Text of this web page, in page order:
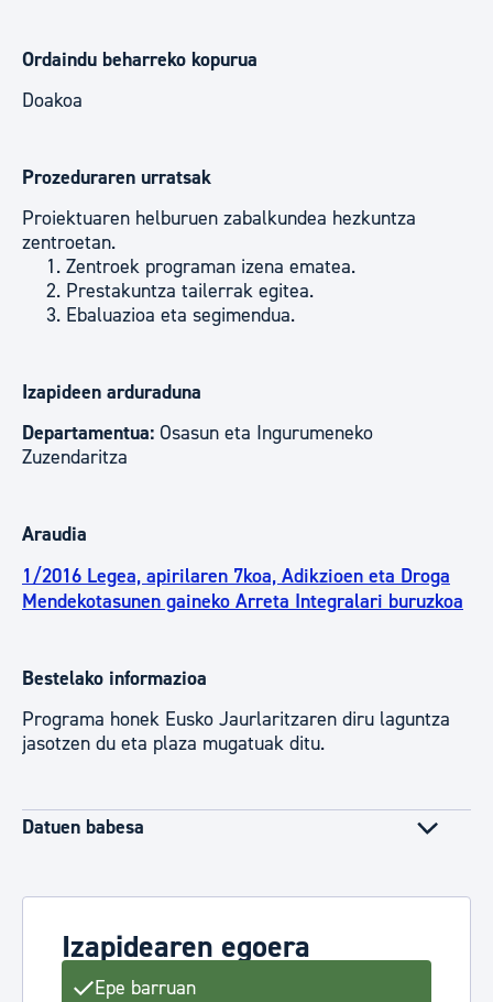
Ordaindu beharreko kopurua
Doakoa
Prozeduraren urratsak
Proiektuaren helburuen zabalkundea hezkuntza
zentroetan.
Zentroek programan izena ematea.
Prestakuntza tailerrak egitea.
Ebaluazioa eta segimendua.
Izapideen arduraduna
Departamentua: Osasun eta Ingurumeneko
Zuzendaritza
Araudia
1/2016 Legea, apirilaren 7koa, Adikzioen eta Droga
Mendekotasunen gaineko Arreta Integralari buruzkoa
Bestelako informazioa
Programa honek Eusko Jaurlaritzaren diru laguntza
jasotzen du eta plaza mugatuak ditu.
Datuen babesa
Izapidearen egoera
Epe barruan